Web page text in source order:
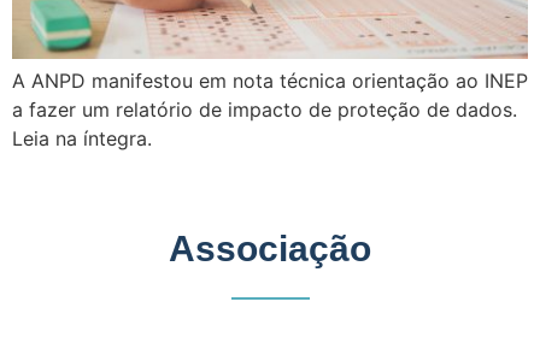
A ANPD manifestou em nota técnica orientação ao INEP
a fazer um relatório de impacto de proteção de dados.
Leia na íntegra.
Associação